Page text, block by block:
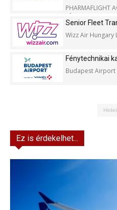
PHARMAFLIGHT
Kft.
Senior Fleet
Wizz Air Hungary
Fénytechnikai
Budapest Airport
Ez is érdekelhet...